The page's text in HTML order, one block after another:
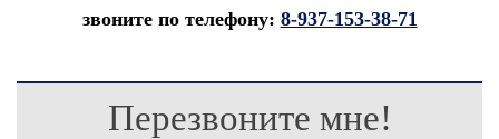
звоните по телефону: 8-937-153-38-71
Перезвоните мне!